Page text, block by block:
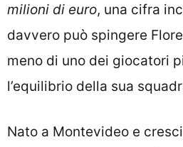
milioni di euro, una cifra
davvero può spingere
meno di uno dei giocatori
l’equilibrio della sua
Nato a Montevideo e